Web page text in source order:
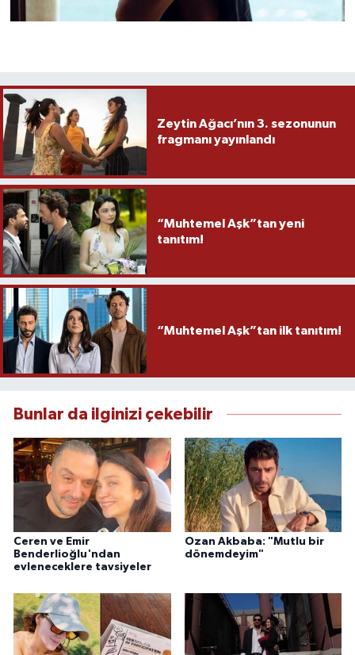
Zeytin Ağacı’nın 3. sezonunun
fragmanı yayınlandı
“Muhtemel Aşk”tan yeni
tanıtım!
“Muhtemel Aşk”tan ilk tanıtım!
Bunlar da ilginizi çekebilir
Ceren ve Emir
Benderlioğlu'ndan
evleneceklere tavsiyeler
Ozan Akbaba: "Mutlu bir
dönemdeyim"